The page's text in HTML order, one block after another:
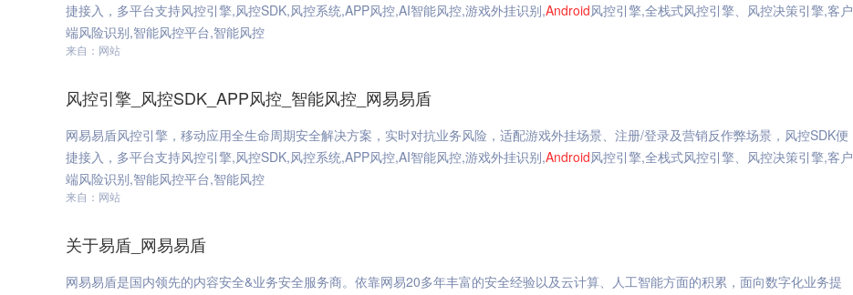
捷接入，多平台支持风控引擎,风控SDK,风控系统,APP风控,AI智能风控,游戏外挂识别,Android风控引擎,全栈式风控引擎、风控决策引擎,客户
端风险识别,智能风控平台,智能风控
来自：网站
风控引擎_风控SDK_APP风控_智能风控_网易易盾
网易易盾风控引擎，移动应用全生命周期安全解决方案，实时对抗业务风险，适配游戏外挂场景、注册/登录及营销反作弊场景，风控SDK便
捷接入，多平台支持风控引擎,风控SDK,风控系统,APP风控,AI智能风控,游戏外挂识别,Android风控引擎,全栈式风控引擎、风控决策引擎,客户
端风险识别,智能风控平台,智能风控
来自：网站
关于易盾_网易易盾
网易易盾是国内领先的内容安全&业务安全服务商。依靠网易20多年丰富的安全经验以及云计算、人工智能方面的积累，面向数字化业务提